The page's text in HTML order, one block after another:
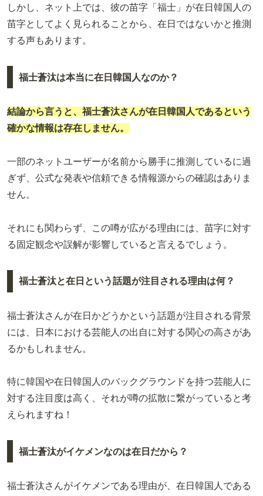
しかし、ネット上では、彼の苗字「福士」が在日韓国人の
苗字としてよく見られることから、在日ではないかと推測
する声もあります。
福士蒼汰は本当に在日韓国人なのか？
結論から言うと、福士蒼汰さんが在日韓国人であるという
確かな情報は存在しません。
一部のネットユーザーが名前から勝手に推測しているに過
ぎず、公式な発表や信頼できる情報源からの確認はありま
せん。
それにも関わらず、この噂が広がる理由には、苗字に対す
る固定観念や誤解が影響していると言えるでしょう。
福士蒼汰と在日という話題が注目される理由は何？
福士蒼汰さんが在日かどうかという話題が注目される背景
には、日本における芸能人の出自に対する関心の高さがあ
るかもしれません。
特に韓国や在日韓国人のバックグラウンドを持つ芸能人に
対する注目度は高く、それが噂の拡散に繋がっていると考
えられますね！
福士蒼汰がイケメンなのは在日だから？
福士蒼汰さんがイケメンである理由が、在日韓国人である